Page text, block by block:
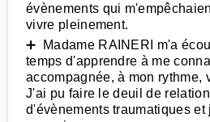
évènements qui
vivre pleinement.
➕ Madame RAINERI m'a
temps d'apprendre à me
accompagnée, à mon rythme,
J'ai pu faire le deuil de
d'évènements traumatiques